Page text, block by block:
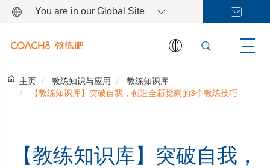
You are in our Global Site
主页 教练知识与应用
教练知识库
【教练知识库】突破自我，创造全新觉察的3个教练技巧
【教练知识库】突破自我，